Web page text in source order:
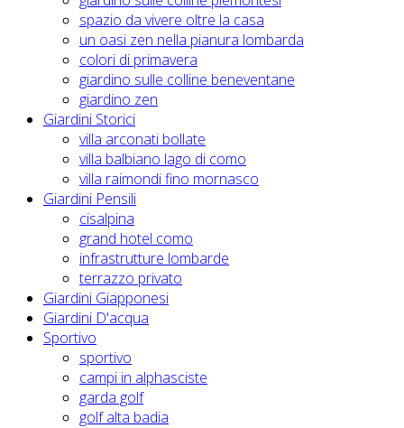
spazio da vivere oltre la casa
un oasi zen nella pianura lombarda
colori di primavera
giardino sulle colline beneventane
giardino zen
Giardini Storici
villa arconati bollate
villa balbiano lago di como
villa raimondi fino mornasco
Giardini Pensili
cisalpina
grand hotel como
infrastrutture lombarde
terrazzo privato
Giardini Giapponesi
Giardini D'acqua
Sportivo
sportivo
campi in alphasciste
garda golf
golf alta badia